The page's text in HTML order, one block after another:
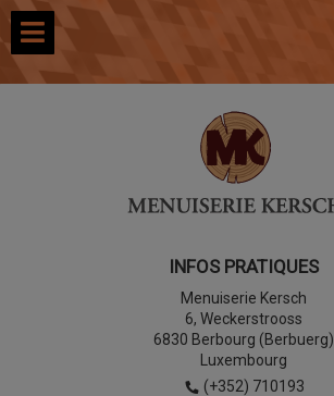
INFOS PRATIQUES
Menuiserie Kersch
6, Weckerstrooss
6830 Berbourg (Berbuerg)
Luxembourg
(+352) 710193